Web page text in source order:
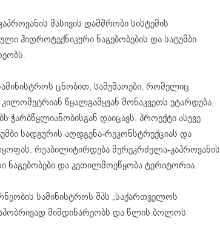
მასივის დამშრობი სისტემის
ჰიდროტექნიკური ნაგებობების და სატუმბი
ცნობით, სამუშაოები, რომელიც
წყალგამყვან მონაკვეთს უტარდება,
დაიცავს. პროექტი ასევე
სადგურის აღდგენა-რეკონსტრუქციას და
რეაბილიტირდება მერეკრძელა-კაპროვანის
ნაგებობები და კეთილმოეწყობა ტერიტორია.
სამინისტროს შპს „საქართველოს
მიმდინარეობს და წლის ბოლოს